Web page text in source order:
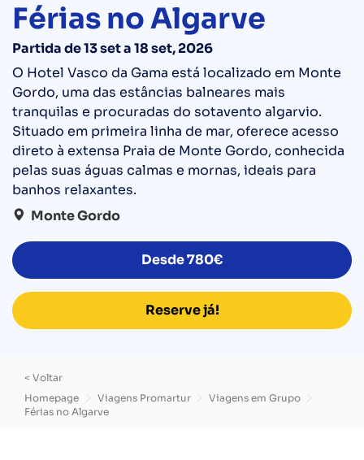
Férias no Algarve
Partida de 13 set a 18 set, 2026
O Hotel Vasco da Gama está localizado em Monte
Gordo, uma das estâncias balneares mais
tranquilas e procuradas do sotavento algarvio.
Situado em primeira linha de mar, oferece acesso
direto à extensa Praia de Monte Gordo, conhecida
pelas suas águas calmas e mornas, ideais para
banhos relaxantes.
Monte Gordo
Desde780€
Reserve já!
Homepage Viagens Promartur
Viagens em Grupo
Férias no Algarve
< Voltar